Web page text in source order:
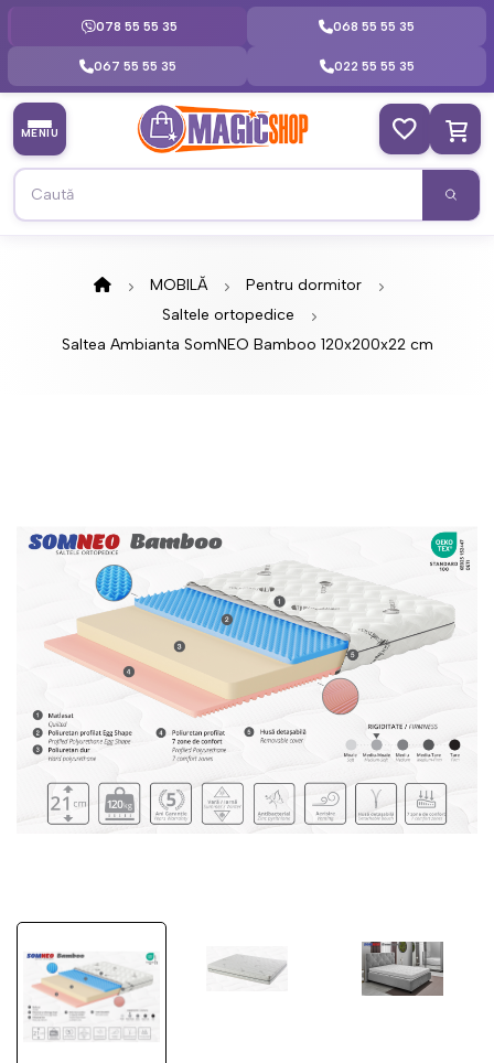
078 55 55 35 068 55 55 35
067 55 55 35 022 55 55 35
MENIU
MOBILĂ
Pentru dormitor
Saltele ortopedice
Saltea Ambianta SomNEO Bamboo 120x200x22 cm